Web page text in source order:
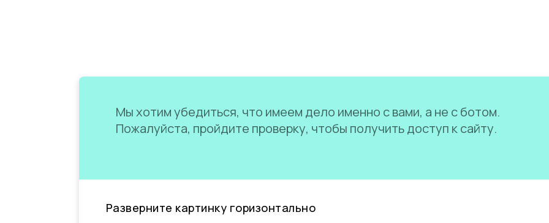
Мы хотим убедиться, что имеем дело именно с вами, а не с ботом.
Пожалуйста, пройдите проверку, чтобы получить доступ к сайту.
Разверните картинку горизонтально